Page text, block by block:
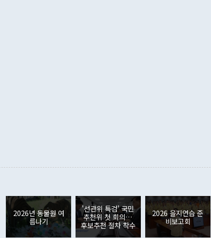
도 했다. 또 "현 시점에서 흘러간 선(先)비핵화만 되뇌는 것은
화의 동력을 확보하기 위해 최선을 다할 것"이라고 말했다. 하
의대로 하는 게 과연 한반도의 평화와 안정에 플러스냐, 결론적
보고 사후 브리핑에서 정 장관이 언급한 '4자 회담'에 대해 "이상
아 블라디보스토크에서 열리는 '동방경제포럼(EEF)'을 언급하
원에서 (참석을) 검토하고 있다"고 발언한 데 대해서도 조 장관
외교부의 몫"이라며 "아직 거기까지 진도가 나가지 않았다"고
장관이 이날 소개한 대북 구상과 설명은 정부 내 조율을 거치지
점에서 문제가 있다. 특히 주적 표현 대체와 국호 사용, 9·19 군
준 처음으로 1000억달러를 넘어섰다. 상품수입은 644억8000만
증했고 컴퓨터·주변기기(SSD)는 282.7% 증가했다. IT 품목
늘었으며 비IT 품목도 ▲석유제품(47.5%) ▲화공품
지식재산권사용료수지는 전월 흑자에서 4억4000만달러 적자
. 본원소득수지는 배당소득을 중심으로 32억7000만달러 흑자
입이 늘어난 데다 전월 분기배당에 따른 기저효과로 배당지급이
3월(369억9000만달러)을 넘어선 것이다. 직접투자에서는 내국
자가 80억1000만달러, 외국인의 국내투자가 46억3000만달러
다. 증권투자에서는 외국인의 국내 주식 매도세가 이어졌다. 외
주식 투자는 차익실현 매도 등의 영향으로 316억1000만달러
월(-310억5000만달러)에 이어 역대 최대 순매도 기록을 다시
2026년 동물원 여
름나기
'선관위 특검' 국민
추천위 첫 회의…
후보추천 절차 착수
2026 을지연습 준
비보고회